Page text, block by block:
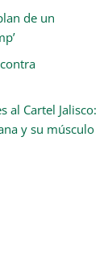
de un
al Cartel Jalisco:
y su músculo